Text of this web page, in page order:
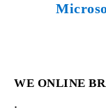
WE ONLINE
.